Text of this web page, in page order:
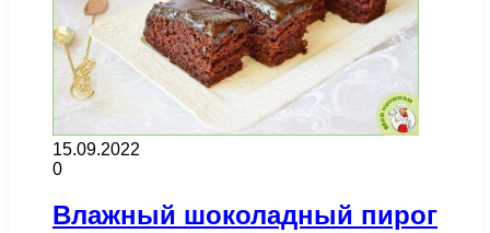
15.09.2022
0
Влажный шоколадный пирог